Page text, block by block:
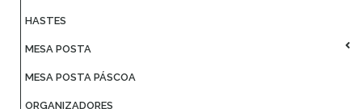
HASTES
MESA POSTA
MESA POSTA PÁSCOA
ORGANIZADORES